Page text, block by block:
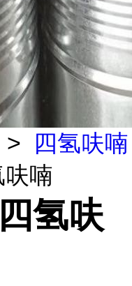
>
四氢呋喃
喃
氢呋